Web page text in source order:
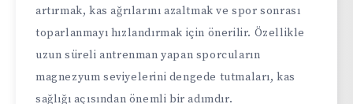
artırmak, kas ağrılarını azaltmak ve spor sonrası
toparlanmayı hızlandırmak için önerilir. Özellikle
uzun süreli antrenman yapan sporcuların
magnezyum seviyelerini dengede tutmaları, kas
sağlığı açısından önemli bir adımdır.